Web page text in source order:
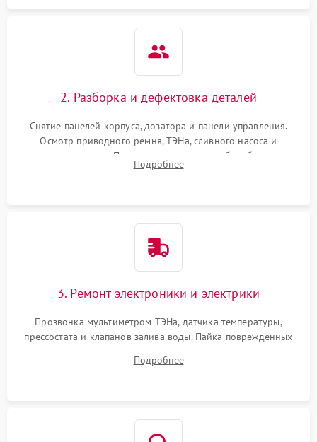
2. Разборка и дефектовка деталей
Снятие панелей корпуса, дозатора и панели управления.
Осмотр приводного ремня, ТЭНа, сливного насоса и
амортизаторов. Проверка подшипников барабана и
крестовины на износ, а манжеты люка на разрывы.
Подробнее
3. Ремонт электроники и электрики
Прозвонка мультиметром ТЭНа, датчика температуры,
прессостата и клапанов залива воды. Пайка поврежденных
Восстановление целостности проводки и контактов.
Подробнее